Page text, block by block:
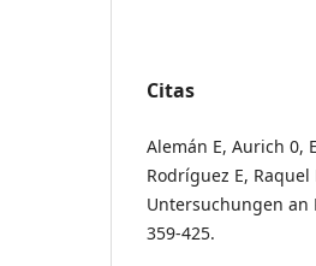
Citas
Alemán E, Aurich 0,
Rodríguez E,
Untersuchungen an
359-425.